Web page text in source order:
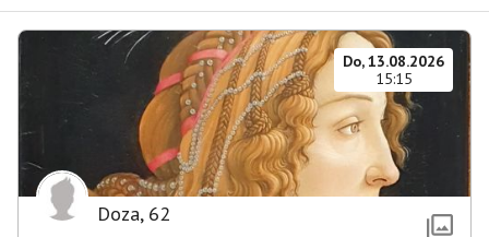
Do, 13.08.2026
15:15
Doza, 62